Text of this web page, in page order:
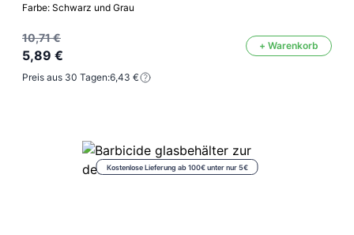
Farbe: Schwarz und Grau
10,71 €
5,89 €
+ Warenkorb
Preis aus 30 Tagen:6,43 €
Kostenlose Lieferung ab 100€ unter nur 5€